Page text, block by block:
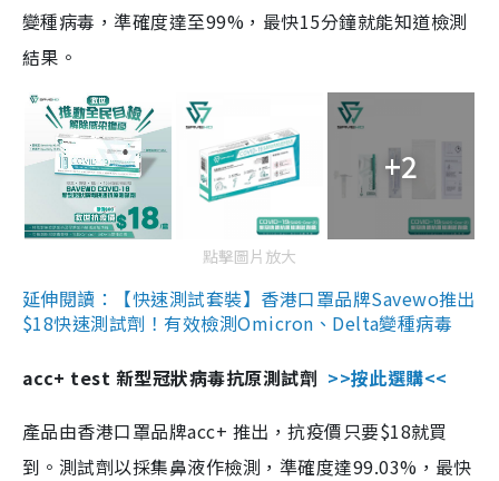
變種病毒，準確度達至99%，最快15分鐘就能知道檢測
結果。
+2
點擊圖片放大
延伸閱讀：【快速測試套裝】香港口罩品牌Savewo推出
$18快速測試劑！有效檢測Omicron、Delta變種病毒
acc+ test 新型冠狀病毒抗原測試劑 >>按此選購<<
產品由香港口罩品牌acc+ 推出，抗疫價只要$18就買
到。測試劑以採集鼻液作檢測，準確度達99.03%，最快